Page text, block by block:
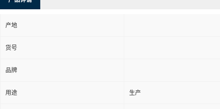
产地
货号
品牌
用途 生产